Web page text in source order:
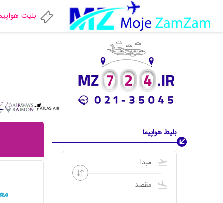
بلیت
بلیط هواپیما